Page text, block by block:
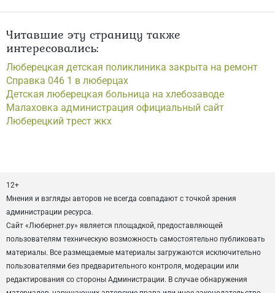
Читавшие эту страницу также
интересовались:
Люберецкая детская поликлиника закрыта на ремонт
Справка 046 1 в люберцах
Детская люберецкая больница на хлебозаводе
Малаховка администрация официальный сайт
Люберецкий трест жкх
12+
Мнения и взгляды авторов не всегда совпадают с точкой зрения
администрации ресурса.
Сайт «Любернет.ру» является площадкой, предоставляющей
пользователям техническую возможность самостоятельно публиковать
материалы. Все размещаемые материалы загружаются исключительно
пользователями без предварительного контроля, модерации или
редактирования со стороны Администрации. В случае обнаружения